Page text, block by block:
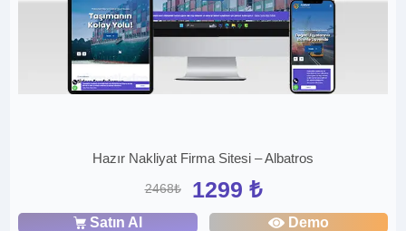
Hazır Nakliyat Firma Sitesi – Albatros
2468₺ 1299 ₺
Satın Al Demo